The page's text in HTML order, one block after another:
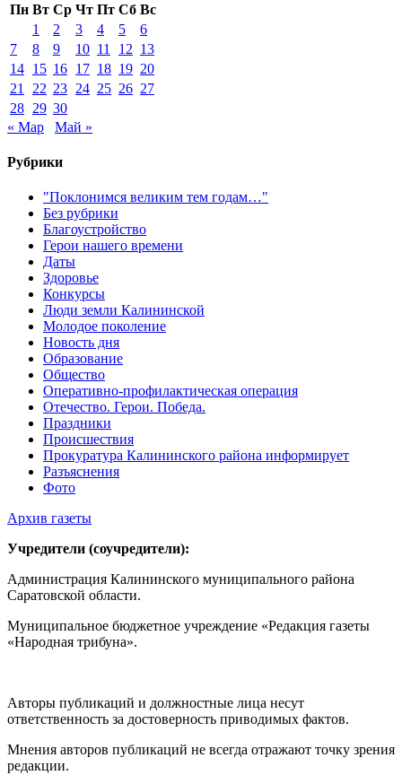
Пн Вт Ср Чт Пт Сб Вс
1
2 3 4 5
6
7
8 9 10 11 12 13
14 15 16 17 18 19 20
21
22 23 24 25 26 27
28 29 30
« Мар
Май »
Рубрики
"Поклонимся великим тем годам…"
Без рубрики
Благоустройство
Герои нашего времени
Даты
Здоровье
Конкурсы
Люди земли Калининской
Молодое поколение
Новость дня
Образование
Общество
Оперативно-профилактическая операция
Отечество. Герои. Победа.
Праздники
Происшествия
Прокуратура Калининского района информирует
Разъяснения
Фото
Архив газеты
Учредители (соучредители):
Администрация Калининского муниципального района
Саратовской области.
Муниципальное бюджетное учреждение «Редакция газеты
«Народная трибуна».
Авторы публикаций и должностные лица несут
ответственность за достоверность приводимых фактов.
Мнения авторов публикаций не всегда отражают точку зрения
редакции.